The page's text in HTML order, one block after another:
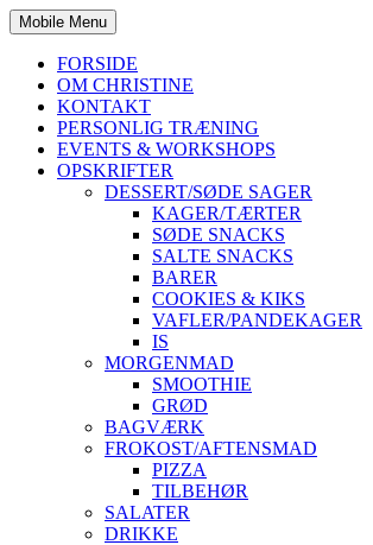
Mobile Menu
FORSIDE
OM CHRISTINE
KONTAKT
PERSONLIG TRÆNING
EVENTS & WORKSHOPS
OPSKRIFTER
DESSERT/SØDE SAGER
KAGER/TÆRTER
SØDE SNACKS
SALTE SNACKS
BARER
COOKIES & KIKS
VAFLER/PANDEKAGER
IS
MORGENMAD
SMOOTHIE
GRØD
BAGVÆRK
FROKOST/AFTENSMAD
PIZZA
TILBEHØR
SALATER
DRIKKE